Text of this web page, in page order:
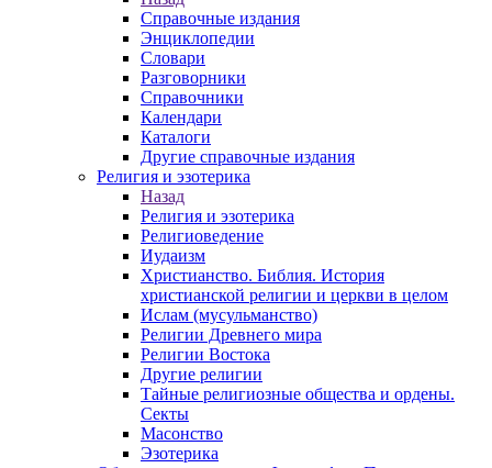
Справочные издания
Энциклопедии
Словари
Разговорники
Справочники
Календари
Каталоги
Другие справочные издания
Религия и эзотерика
Назад
Религия и эзотерика
Религиоведение
Иудаизм
Христианство. Библия. История
христианской религии и церкви в целом
Ислам (мусульманство)
Религии Древнего мира
Религии Востока
Другие религии
Тайные религиозные общества и ордены.
Секты
Масонство
Эзотерика